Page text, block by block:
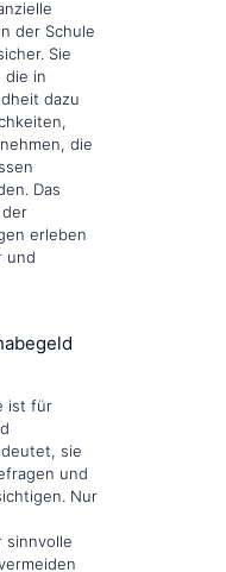
der Schule
Sie
die in
dazu
die
Das
erleben
und
ist für
sie
und
Nur
sinnvolle